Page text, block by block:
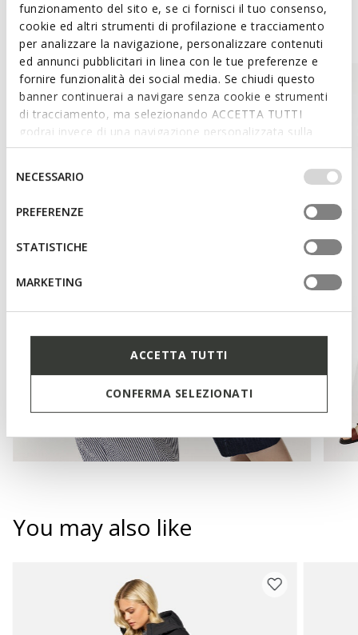
funzionamento del sito e, se ci fornisci il tuo consenso,
cookie ed altri strumenti di profilazione e tracciamento
per analizzare la navigazione, personalizzare contenuti
ed annunci pubblicitari in linea con le tue preferenze e
fornire funzionalità dei social media. Se chiudi questo
banner continuerai a navigare senza cookie e strumenti
di tracciamento, ma selezionando ACCETTA TUTTI
godrai invece di una navigazione personalizzata sulla
base dei tuoi gusti ed interessi. Selezionando
IMPOSTAZIONI potrai anche scegliere quali cookies ed
altri strumenti di tracciamento autorizzare. Per maggiori
informazioni o per modificare in qualsiasi momento le
tue impostazioni, visita la nostra
consenso
NECESSARIO
PREFERENZE
STATISTICHE
MARKETING
ACCETTA TUTTI
CONFERMA SELEZIONATI
Style Inspiration
You may also like